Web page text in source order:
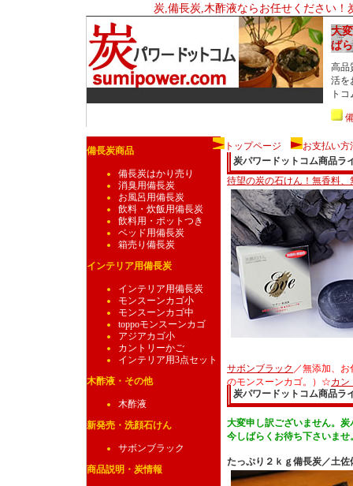
炭,備長炭,木酢液ならお任せください
大
ば
高品
活を
ト
トップページ お支払い方
備長炭商品
備長炭はかり売り
消臭用備長炭
お風呂用備長炭
飲料・炊飯用備長炭
飲料用・ポットつき
ベッド用備長炭
箱売り備長炭
インテリア用備長炭
インテリア用備長炭
モンスーンカゴ小
モンスーンカゴ中
toppoモンスーンカゴ
アジアカゴ小
カントリーかご
インテリア用3点セット
木酢液・その他
木酢液
新発売・洗顔石けん
サボンブラック
商品説明・炭情報
炭パワードットコム商品ラ
待望の炭の石けん！無香料
サボンブラック ／無添加、
のモンスーンカゴ。）☆カン
炭パワードットコム商品ラ
大変申し訳ございません。
今しばらくお待ち下さいませ
たっぷり２ｋｇ備長炭／土